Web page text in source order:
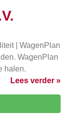
| WagenPlan
WagenPlan
halen.
Lees verder »